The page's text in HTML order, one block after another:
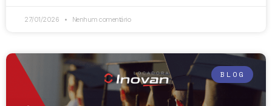
27/01/2026 Nenhum comentário
BLOG